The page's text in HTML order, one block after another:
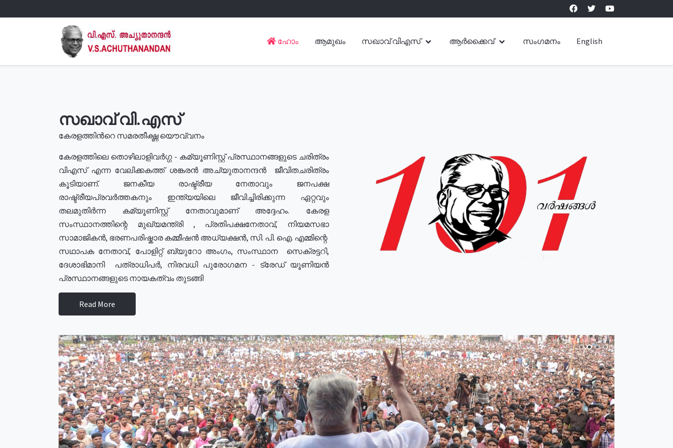
ഹോം ആമുഖം സഖാവ് വിഎസ് ആർക്കൈവ് സംഗമനം English
സഖാവ് വി.എസ്
കേരളത്തിൻറെ സമരതീക്ഷ്ണ യൌവ്വനം
കേരളത്തിലെ തൊഴിലാളിവർഗ്ഗ - കമ്യൂണിസ്റ്റ് പ്രസ്ഥാനങ്ങളുടെ ചരിത്രം
വിഎസ് എന്ന വേലിക്കകത്ത് ശങ്കരൻ അച്യുതാനന്ദൻ ജീവിതചരിത്രം
കൂടിയാണ്. ജനകീയ രാഷ്ട്രീയ നേതാവും ജനപക്ഷ
രാഷ്ട്രീയപ്രവർത്തകനും ഇന്ത്യയിലെ ജീവിച്ചിരിക്കുന്ന ഏറ്റവും
തലമുതിർന്ന കമ്യൂണിസ്റ്റ് നേതാവുമാണ് അദ്ദേഹം. കേരള
സംസ്ഥാനത്തിന്റെ മുഖ്യമന്ത്രി , പ്രതിപക്ഷനേതാവ്, നിയമസഭാ
സാമാജികൻ, ഭരണപരിഷ്കാര കമ്മീഷൻ അധ്യക്ഷൻ, സി. പി. ഐ. എമ്മിന്റെ
സഥാപക നേതാവ്, പോളിറ്റ് ബ്യുറോ അംഗം, സംസ്ഥാന സെക്രട്ടറി,
ദേശാഭിമാനി പത്രാധിപർ, നിരവധി പുരോഗമന - ട്രേഡ് യൂണിയൻ
പ്രസ്ഥാനങ്ങളുടെ നായകത്വം തുടങ്ങി
Read More